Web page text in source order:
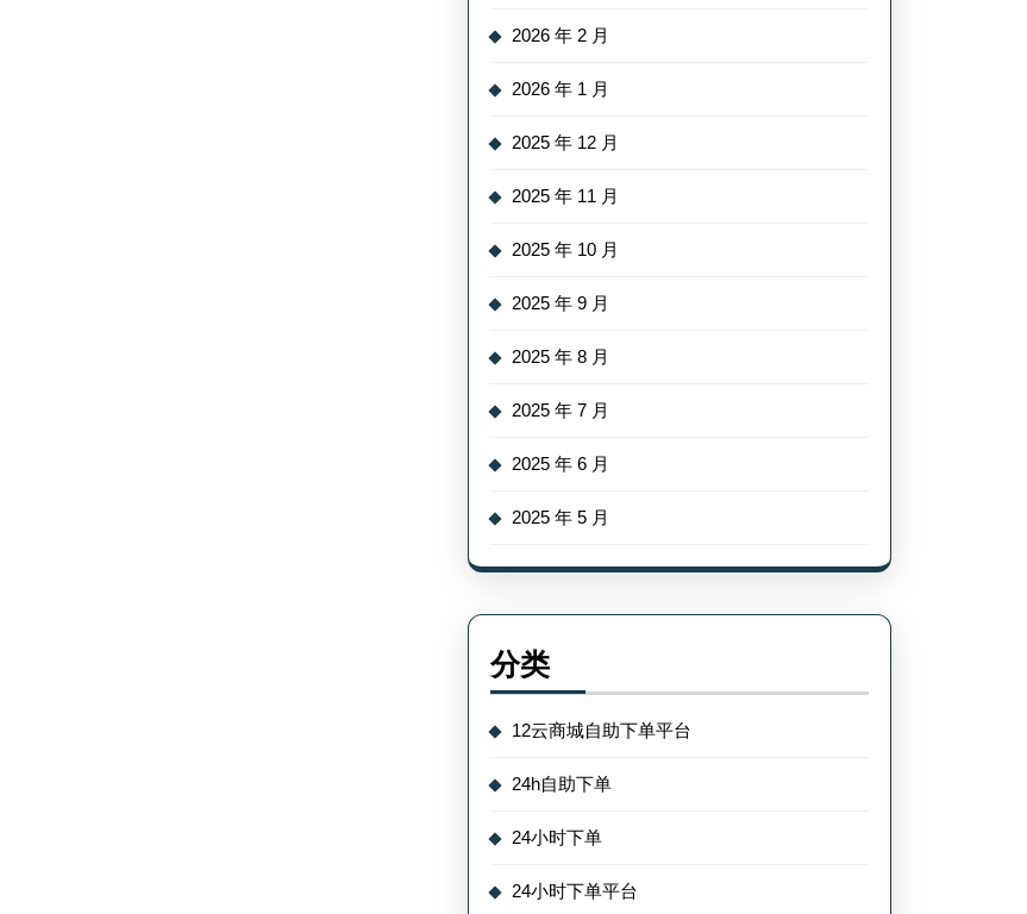
2026 年 2 月
2026 年 1 月
2025 年 12 月
2025 年 11 月
2025 年 10 月
2025 年 9 月
2025 年 8 月
2025 年 7 月
2025 年 6 月
2025 年 5 月
分类
12云商城自助下单平台
24h自助下单
24小时下单
24小时下单平台